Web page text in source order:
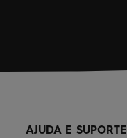
AJUDA E SUPORTE